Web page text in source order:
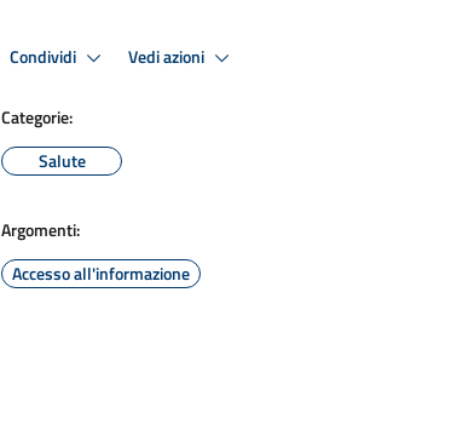
Condividi Vedi azioni
Categorie:
Salute
Argomenti:
Accesso all'informazione